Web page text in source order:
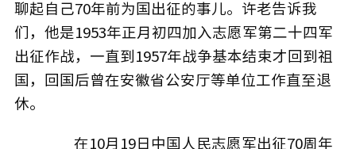
聊起自己70年前为国出征的事儿。许老告诉我
们，他是1953年正月初四加入志愿军第二十四军
出征作战，一直到1957年战争基本结束才回到祖
国，回国后曾在安徽省公安厅等单位工作直至退
休。
在10月19日中国人民志愿军出征70周年